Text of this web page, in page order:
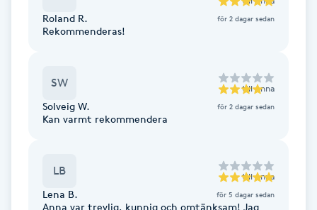
Bröllopsuppsättning
Color correction
Roland R. för 2 dagar sedan
Rekommenderas!
SW till Anna
Solveig W. för 2 dagar sedan
Kan varmt rekommendera
LB till Anna
Lena B. för 5 dagar sedan
Anna var trevlig, kunnig och omtänksam! Jag